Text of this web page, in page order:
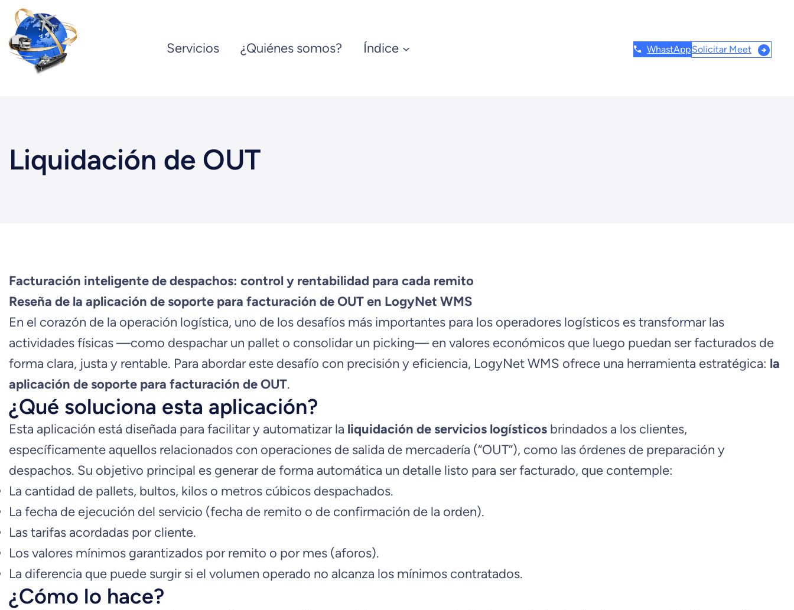
Saltar
contenido
Servicios ¿Quiénes somos? Índice WhastAppSolicitar Meet
Liquidación de OUT
Facturación inteligente de despachos: control y rentabilidad para cada remito
Reseña de la aplicación de soporte para facturación de OUT en LogyNet WMS
En el corazón de la operación logística, uno de los desafíos más importantes para los operadores logísticos es transformar las
actividades físicas —como despachar un pallet o consolidar un picking— en valores económicos que luego puedan ser facturados de
forma clara, justa y rentable. Para abordar este desafío con precisión y eficiencia, LogyNet WMS ofrece una herramienta estratégica: la
aplicación de soporte para facturación de OUT.
¿Qué soluciona esta aplicación?
Esta aplicación está diseñada para facilitar y automatizar la liquidación de servicios logísticos brindados a los clientes,
específicamente aquellos relacionados con operaciones de salida de mercadería (“OUT”), como las órdenes de preparación y
despachos. Su objetivo principal es generar de forma automática un detalle listo para ser facturado, que contemple:
La cantidad de pallets, bultos, kilos o metros cúbicos despachados.
La fecha de ejecución del servicio (fecha de remito o de confirmación de la orden).
Las tarifas acordadas por cliente.
Los valores mínimos garantizados por remito o por mes (aforos).
La diferencia que puede surgir si el volumen operado no alcanza los mínimos contratados.
¿Cómo lo hace?